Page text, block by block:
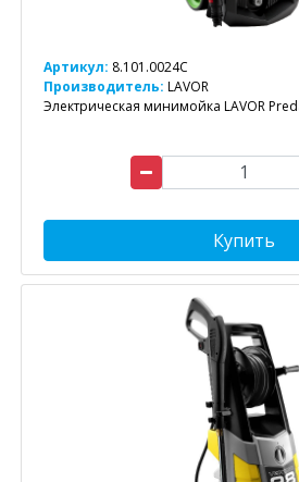
Артикул: 8.101.0024C
Производитель: LAVOR
Электрическая минимойка LAVOR
Купить